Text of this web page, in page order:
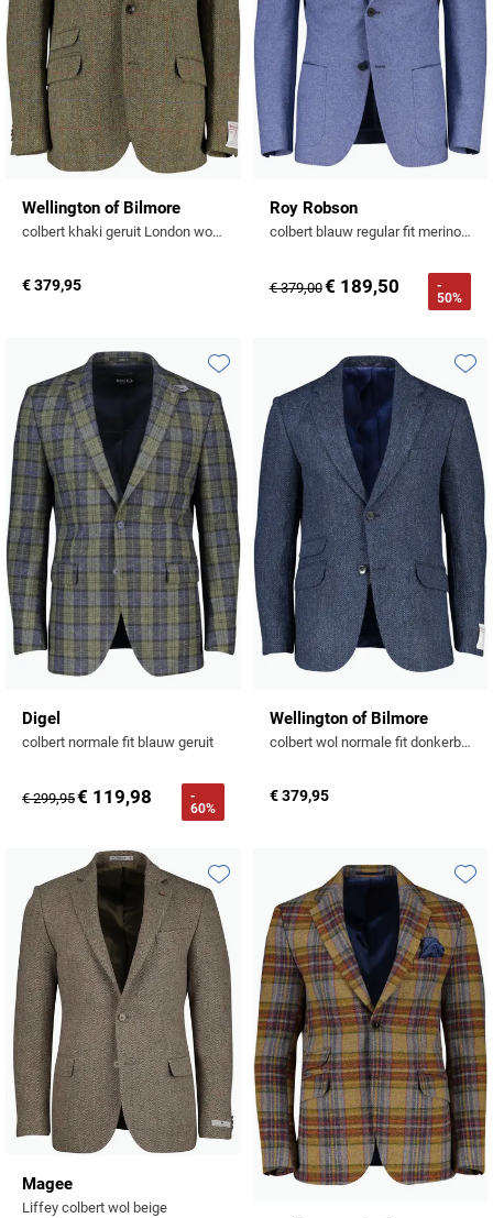
Wellington of Bilmore
colbert khaki geruit London wol normale fit
€ 379,95
Roy Robson
colbert blauw regular fit merinowol
€ 379,00€ 189,50
-
50%
Digel
colbert normale fit blauw geruit
€ 299,95€ 119,98
-
60%
Toevoegen aan favorieten
Wellington of Bilmore
colbert wol normale fit donkerblauw gemêleerde
€ 379,95
Magee
Liffey colbert wol beige
Toevoegen aan favorieten